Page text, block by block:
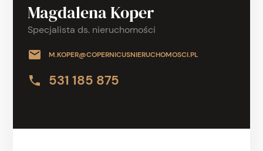
Magdalena Koper
Specjalista ds. nieruchomości
M.KOPER@COPERNICUSNIERUCHOMOSCI.PL
531 185 875